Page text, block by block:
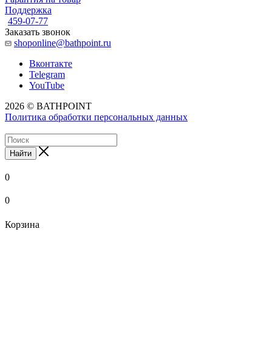
Поддержка
459-07-77
Заказать звонок
shoponline@bathpoint.ru
Вконтакте
Telegram
YouTube
2026 © BATHPOINT
Политика обработки персональных данных
Найти
0
0
Корзина